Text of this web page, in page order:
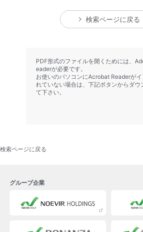
検索ページに戻る
PDF形式のファイルを開くためには、
eaderが必要です。
お使いのパソコンにAcrobat Readerがイ
れていない場合は、下記ボタンからダウ
て下さい。
検索ページに戻る
グループ企業